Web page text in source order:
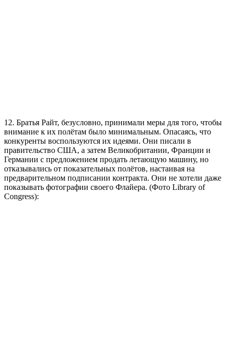
12. Братья Райт, безусловно, принимали меры для того, чтобы
внимание к их полётам было минимальным. Опасаясь, что
конкуренты воспользуются их идеями. Они писали в
правительство США, а затем Великобритании, Франции и
Германии с предложением продать летающую машину, но
отказывались от показательных полётов, настаивая на
предварительном подписании контракта. Они не хотели даже
показывать фотографии своего Флайера. (Фото Library of
Congress):